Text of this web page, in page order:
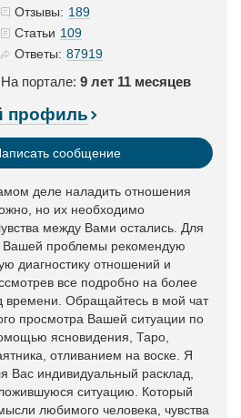
Отзывы: 189
Статьи 109
Ответы: 87919
На портале: 9 лет 11 месяцев
профиль
сообщение
деле наладить отношения
но их необходимо
между Вами остались. Для
проблемы рекомендую
диагностику отношений и
все подробно на более
времени. Обращайтесь в мой чат
просмотра Вашей ситуации по
ясновидения, Таро,
отливанием на воске. Я
Вас индивидуальный расклад,
ситуацию. Который
любимого человека, чувства